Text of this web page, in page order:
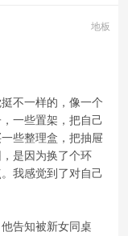
地板
不一样的，像一个
一些置架，把自己
些整理盒，把抽屉
是因为换了个环
我感觉到了对自己
告知被新女同桌